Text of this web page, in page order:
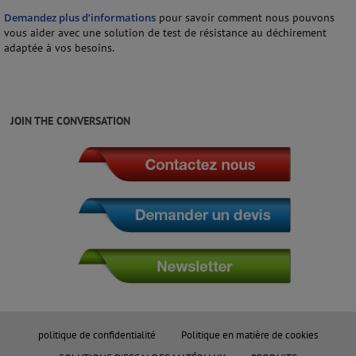
Demandez plus d’informations pour savoir comment nous pouvons
vous aider avec une solution de test de résistance au déchirement
adaptée à vos besoins.
JOIN THE CONVERSATION
politique de confidentialité
Politique en matière de cookies